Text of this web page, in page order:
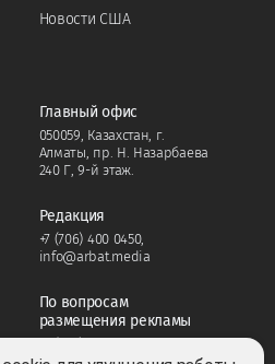
Новости США
Главный офис
050059, Казахстан, г.
Алматы, пр. Н. Назарбаева
240 Г, 9-й этаж.
Редакция
+7 (706) 400 0450,
info@arbat.media
По вопросам
размещения рекламы